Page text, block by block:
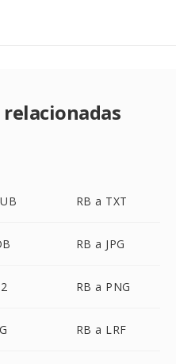
RB a TXT
RB a JPG
RB a PNG
RB a LRF